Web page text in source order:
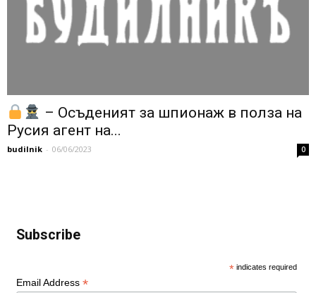
– Осъденият за шпионаж в полза на
Русия агент на...
budilnik - 06/06/2023 0
Subscribe
* indicates required
Email Address *